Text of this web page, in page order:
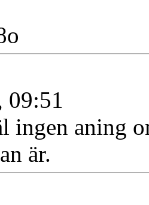
09:51
ingen aning
är.